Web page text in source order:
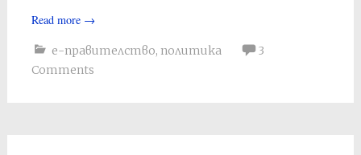
Read more →
е-правителство, политика
3
Comments